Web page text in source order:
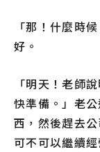
「那！什麼時
好。
「明天！老師
快準備。」老
西，然後趕去
可不可以繼續經